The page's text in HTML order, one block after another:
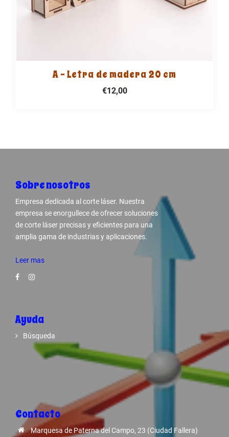
A - Letra de madera 20 cm
€12,00
Sobre nosotros
Empresa dedicada al corte láser. Nuestra
empresa se enorgullece de ofrecer soluciones
de corte láser precisas y eficientes para una
amplia gama de industrias y aplicaciones.
Leer mas
Ayuda
Búsqueda
Contacto
Marquesa de Paterna del Campo, 23 (Ciudad Fallera)